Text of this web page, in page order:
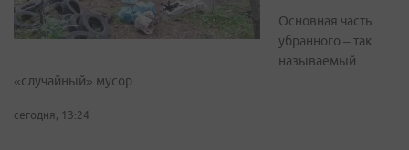
Основная часть
убранного – так
называемый
«случайный» мусор
сегодня, 13:24